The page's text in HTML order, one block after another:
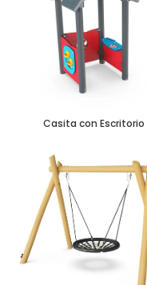
Casita con Escritorio